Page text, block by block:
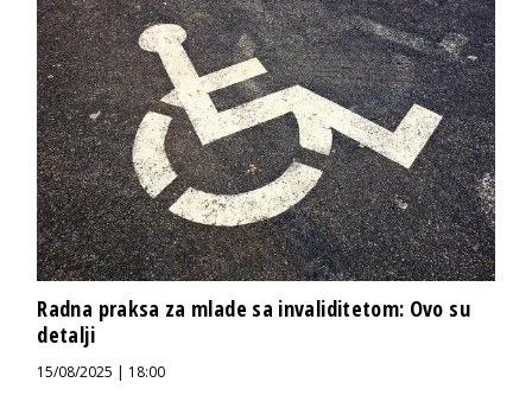
Radna praksa za mlade sa invaliditetom: Ovo su
detalji
15/08/2025 | 18:00